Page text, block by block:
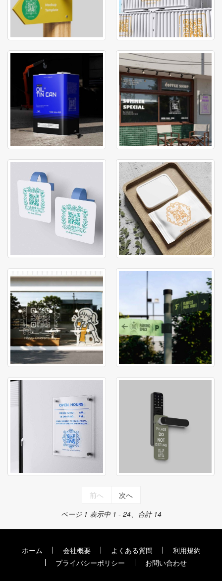
前へ
次へ
ページ 1 表示中 1 - 24、合計 14
ホーム 会社概要 よくある質問
利用規約
プライバシーポリシー
お問い合わせ